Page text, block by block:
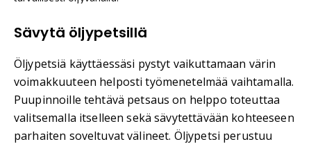
Sävytä öljypetsillä
Öljypetsiä käyttäessäsi pystyt vaikuttamaan värin
voimakkuuteen helposti työmenetelmää vaihtamalla.
Puupinnoille tehtävä petsaus on helppo toteuttaa
valitsemalla itselleen sekä sävytettävään kohteeseen
parhaiten soveltuvat välineet. Öljypetsi perustuu